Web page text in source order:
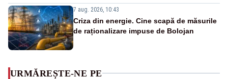
7 aug. 2026, 10:43
Criza din energie. Cine scapă de măsurile
de raționalizare impuse de Bolojan
URMĂREȘTE-NE PE